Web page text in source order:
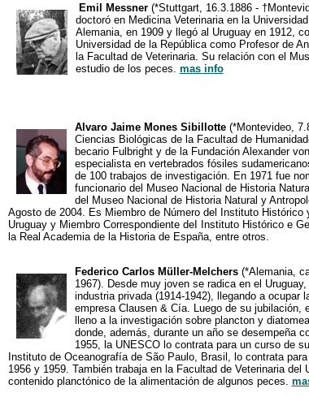
Emil Messner(*Stuttgart, 16.3.1886 -
doctoró en Medicina Veterinaria en la
Alemania, en 1909 y llegó al Uruguay en 1912,
Universidad de la República como Profesor de
la Facultad de Veterinaria. Su relación con el
estudio de los peces. mas info
Alvaro Jaime Mones Sibillotte(*Montevideo,
Ciencias Biológicas de la Facultad de
becario Fulbright y de la Fundación Alexander
especialista en vertebrados fósiles
de 100 trabajos de investigación. En 1971 fue
funcionario del Museo Nacional de Historia
del Museo Nacional de Historia Natural y
Agosto de 2004. Es Miembro de Número del Instituto Histórico
Uruguay y Miembro Correspondiente deI Instituto Histórico e
la Real Academia de la Historia de España, entre otros.
Federico Carlos Müller-Melchers(*Alemania,
1967). Desde muy joven se radica en el
industria privada (1914-1942), llegando a ocupar
empresa Clausen & Cía. Luego de su jubilación,
lleno a la investigación sobre plancton y
donde, además, durante un año se desempeña
1955, la UNESCO lo contrata para un curso de
Instituto de Oceanografía de São Paulo, Brasil, lo contrata
1956 y 1959. También trabaja en la Facultad de Veterinaria del
contenido planctónico de la alimentación de algunos peces.